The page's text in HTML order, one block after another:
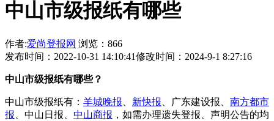
中山市级报纸有哪些
作者:爱尚登报网 浏览：866
发布时间：2022-10-31 14:10:41修改时间：2024-9-1 8:27:16
中山市级报纸有哪些？
中山市级报纸有： 羊城晚报 新快报 、广东建设报、 南方都市
报 、中山日报、 中山商报 ，如需办理遗失登报、声明公告的均